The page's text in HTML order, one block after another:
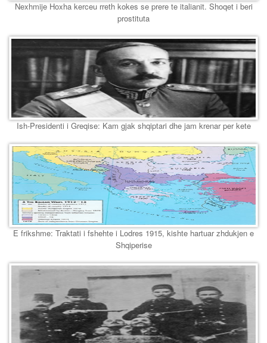
Nexhmije Hoxha kerceu rreth kokes se prere te italianit. Shoqet i beri
prostituta
Ish-Presidenti i Greqise: Kam gjak shqiptari dhe jam krenar per kete
E frikshme: Traktati i fshehte i Lodres 1915, kishte hartuar zhdukjen e
Shqiperise